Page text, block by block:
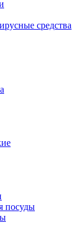
средства
посуды